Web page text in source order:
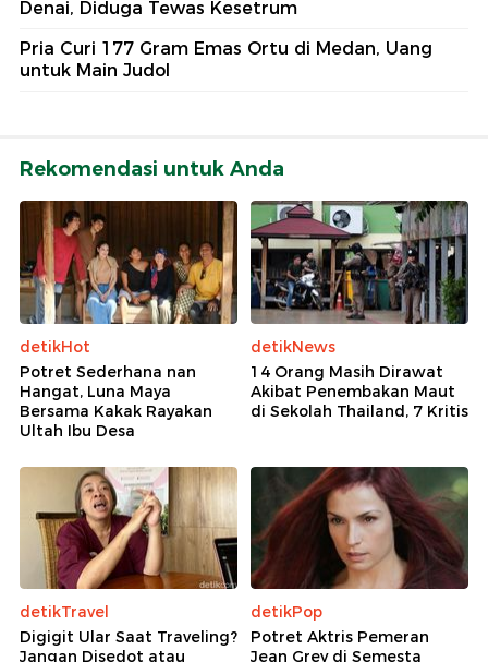
Denai, Diduga Tewas Kesetrum
Pria Curi 177 Gram Emas Ortu di Medan, Uang
untuk Main Judol
Rekomendasi untuk Anda
detikHot
Potret Sederhana nan
Hangat, Luna Maya
Bersama Kakak Rayakan
Ultah Ibu Desa
detikNews
14 Orang Masih Dirawat
Akibat Penembakan Maut
di Sekolah Thailand, 7 Kritis
detikTravel
Digigit Ular Saat Traveling?
Jangan Disedot atau
detikPop
Potret Aktris Pemeran
Jean Grey di Semesta